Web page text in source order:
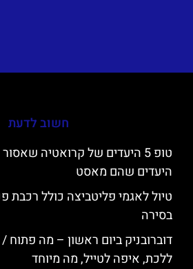
חשוב לדעת
טופ 5 היעדים של קרואטיה
היעדים שהם מאסט
טיול לאגמי פליטביצה כולל רכבת
בסירה
דוברובניק ביום ראשון – מה פתוח
ללכת, איפה לטייל, מה מיוחד